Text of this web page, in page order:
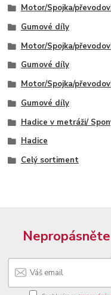
Motor/Spojka/
Gumové díly
Motor/Spojka/
Gumové díly
Motor/Spojka/
Gumové díly
Hadice v metráži/
Hadice
Celý sortiment